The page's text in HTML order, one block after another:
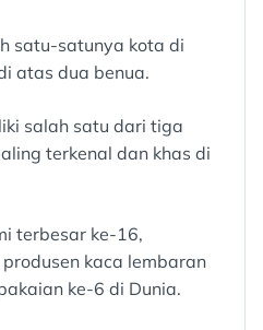
satu-satunya kota di
atas dua benua.
salah satu dari tiga
terkenal dan khas di
terbesar ke-16,
kaca lembaran
ke-6 di Dunia.